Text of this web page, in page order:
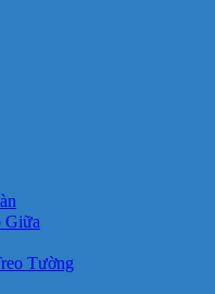
Giữa
Tường